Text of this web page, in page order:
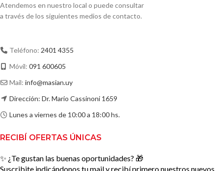
Atendemos en nuestro local o puede consultar
a través de los siguientes medios de contacto.
Teléfono: 2401 4355
Móvil: 091 600605
Mail: info@masian.uy
Dirección: Dr. Mario Cassinoni 1659
Lunes a viernes de 10:00 a 18:00 hs.
RECIBÍ OFERTAS ÚNICAS
✨ ¿Te gustan las buenas oportunidades? 🎁
Suscribite indicándonos tu mail y recibí primero nuestros nuevos